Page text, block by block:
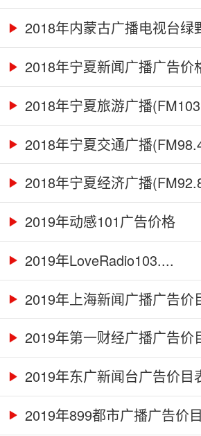
2018年内蒙古广播电视台绿
2018年宁夏新闻广播广告价
2018年宁夏旅游广播
2018年宁夏交通广播
2018年宁夏经济广播
2019年动感101广告价格
2019年LoveRadio103....
2019年上海新闻广播广告价
2019年第一财经广播广告价
2019年东广新闻台广告价目
2019年899都市广播广告价